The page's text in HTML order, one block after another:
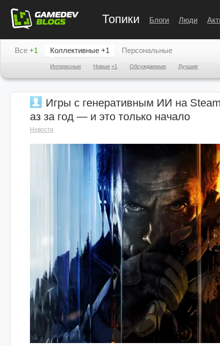
Топики Блоги Люди
Все +1 Коллективные +1
Интересные Новые +1 Обсуждаемые Лучшие
Персональные
Игры с генеративным ИИ на
аз за год — и это только начало
Новости